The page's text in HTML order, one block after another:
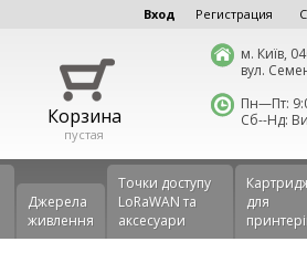
Вход Регистрация
Корзина
пустая
м. Київ,
вул.
Пн—Пт:
Сб--Нд:
Джерела
живлення
Точки доступу
LoRaWAN та
аксесуари
для